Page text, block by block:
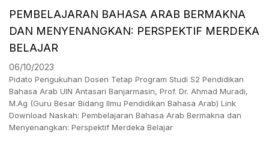
PEMBELAJARAN BAHASA ARAB BERMAKNA
DAN MENYENANGKAN: PERSPEKTIF MERDEKA
BELAJAR
06/10/2023
Pidato Pengukuhan Dosen Tetap Program Studi S2 Pendidikan
Bahasa Arab UIN Antasari Banjarmasin, Prof. Dr. Ahmad Muradi,
M.Ag (Guru Besar Bidang Ilmu Pendidikan Bahasa Arab) Link
Download Naskah: Pembelajaran Bahasa Arab Bermakna dan
Menyenangkan: Perspektif Merdeka Belajar